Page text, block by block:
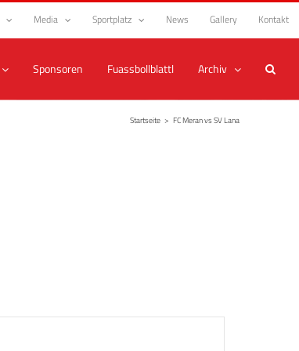
Media Sportplatz News Gallery Kontakt
Sponsoren Fuassbollblattl Archiv
Startseite > FC Meran vs SV Lana